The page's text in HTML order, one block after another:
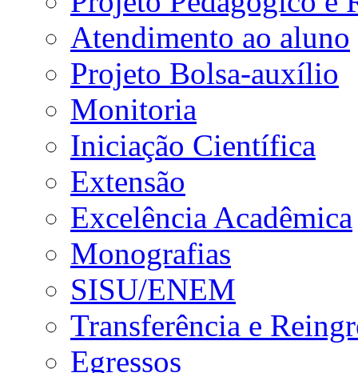
Atendimento ao aluno
Projeto Bolsa-auxílio
Monitoria
Iniciação Científica
Extensão
Excelência Acadêmica
Monografias
SISU/ENEM
Transferência e
Egressos